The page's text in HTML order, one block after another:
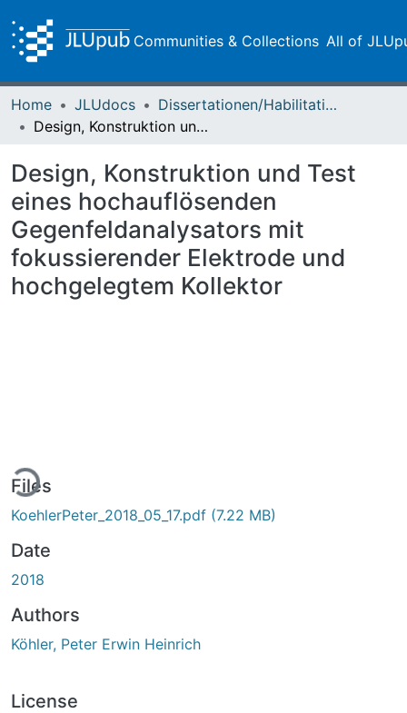
Communities & Collections All of
Home JLUdocs
Dissertationen/Habilitationen
Design, Konstruktion und Test eines hochauflösenden Gegenfeldanalysators mit fokussierender Elektrode und hochgelegtem Kollektor
Design, Konstruktion und Test
eines hochauflösenden
Gegenfeldanalysators mit
fokussierender Elektrode und
hochgelegtem Kollektor
Files
KoehlerPeter_2018_05_17.pdf (7.22 MB)
Date
2018
Authors
Köhler, Peter Erwin Heinrich
License